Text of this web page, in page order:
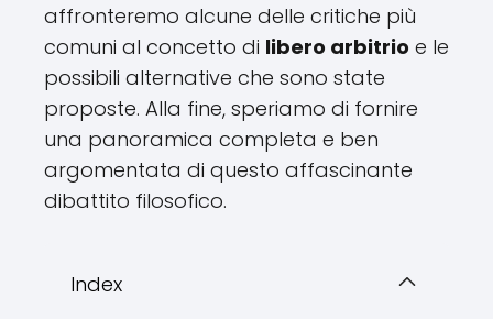
affronteremo alcune delle critiche più
comuni al concetto di libero arbitrio e le
possibili alternative che sono state
proposte. Alla fine, speriamo di fornire
una panoramica completa e ben
argomentata di questo affascinante
dibattito filosofico.
Index